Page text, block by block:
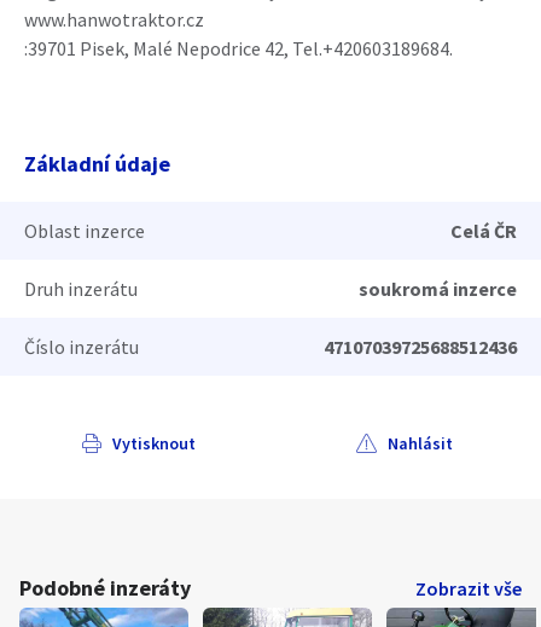
www.hanwotraktor.cz
:39701 Pisek, Malé Nepodrice 42, Tel.+420603189684.
Základní údaje
Oblast inzerce Celá ČR
Druh inzerátu soukromá inzerce
Číslo inzerátu 47107039725688512436
Vytisknout Nahlásit
Podobné inzeráty Zobrazit vše